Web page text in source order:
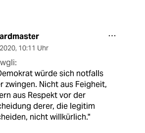
, 10:11 Uhr
würde sich notfalls
zwingen. Nicht aus Feigheit,
aus Respekt vor der
derer, die legitim
nicht willkürlich."